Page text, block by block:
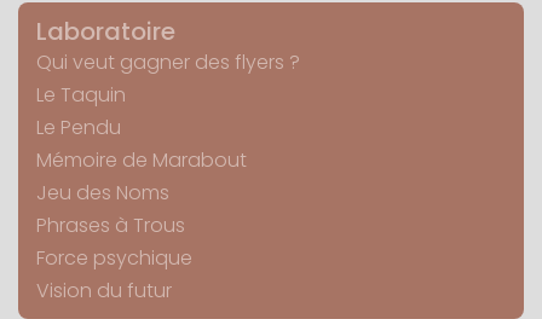
Laboratoire
Qui veut gagner des flyers ?
Le Taquin
Le Pendu
Mémoire de Marabout
Jeu des Noms
Phrases à Trous
Force psychique
Vision du futur